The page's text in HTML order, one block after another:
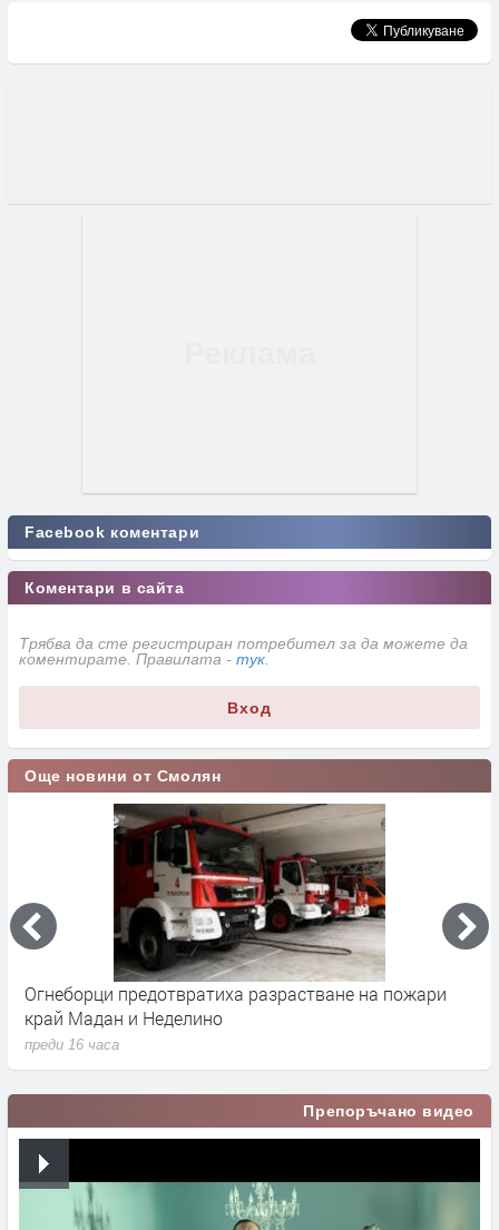
Facebook коментари
Коментари в сайта
Трябва да сте регистриран потребител за да можете да
коментирате. Правилата - тук
Вход
Още новини от Смолян
Огнеборци предотвратиха разрастване на пожари
край Мадан и Неделино
преди 16 часа
Препоръчано видео